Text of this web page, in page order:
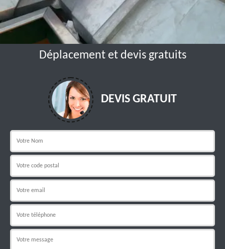
Déplacement et devis gratuits
DEVIS GRATUIT